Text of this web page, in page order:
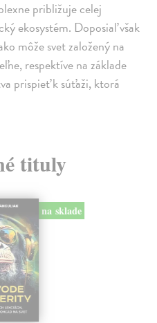
približuje celej
ekosystém. Doposiaľ však
môže svet založený na
respektíve na základe
prispieť k súťaži, ktorá
tituly
na sklade